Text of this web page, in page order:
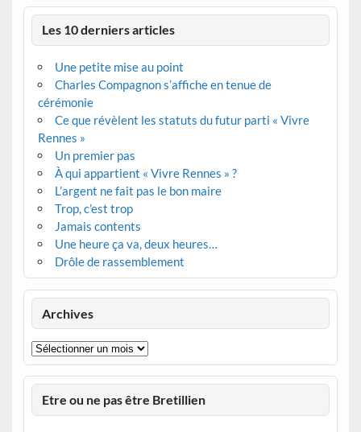
Les 10 derniers articles
Une petite mise au point
Charles Compagnon s’affiche en tenue de
cérémonie
Ce que révèlent les statuts du futur parti « Vivre
Rennes »
Un premier pas
À qui appartient « Vivre Rennes » ?
L’argent ne fait pas le bon maire
Trop, c’est trop
Jamais contents
Une heure ça va, deux heures…
Drôle de rassemblement
Archives
Archives
Etre ou ne pas être Bretillien